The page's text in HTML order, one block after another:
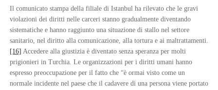
Il comunicato stampa della filiale di Istanbul ha rilevato che le gravi
violazioni dei diritti nelle carceri stanno gradualmente diventando
sistematiche e hanno raggiunto una situazione di stallo nel settore
sanitario, nel diritto alla comunicazione, alla tortura e ai maltrattamenti.
[16] Accedere alla giustizia è diventato senza speranza per molti
prigionieri in Turchia. Le organizzazioni per i diritti umani hanno
espresso preoccupazione per il fatto che “è ormai visto come un
normale incidente nel paese che il cadavere di una persona viene portato